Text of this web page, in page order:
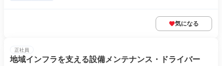
気になる
正社員
地域インフラを支える設備メンテナンス・ドライバー